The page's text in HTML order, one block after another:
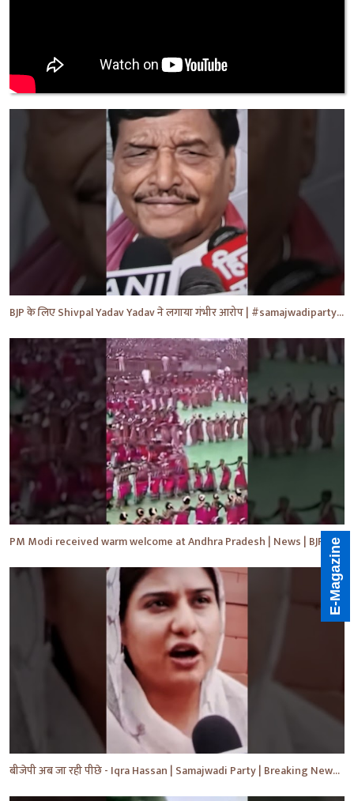
BJP के लिए Shivpal Yadav Yadav ने लगाया गंभीर आरोप | #samajwadiparty | Akhilesh Yadav | #shorts #yt
PM Modi received warm welcome at Andhra Pradesh | News | BJP | #shorts #ytshorts #news
बीजेपी अब जा रही पीछे - Iqra Hassan | Samajwadi Party | Breaking News | Akhilesh Yadav |#shorts #yt
E-Magazine